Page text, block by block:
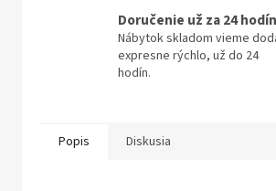
Doručenie už za 24 hodín
Nábytok skladom vieme
expresne rýchlo, už do 24
hodín.
Popis Diskusia